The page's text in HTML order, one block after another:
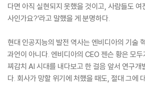
다면 아직 실현되지 못했을 것이고, 사람들도 여
사인가요?’라고 말했을 게 분명하다.
현대 인공지능의 발전 역사는 엔비디아의 기술
과언이 아니다. 엔비디아의 CEO 젠슨 황은 모
찌감치 AI 시대를 내다보고 한 걸음 앞서 연구개
다. 회사가 망할 위기에 처했을 때도, 절대 그에